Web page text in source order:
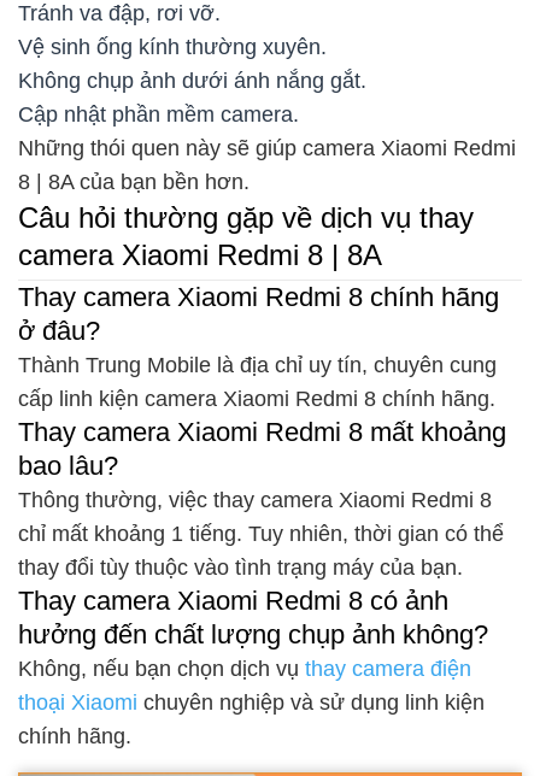
Tránh va đập, rơi vỡ.
Vệ sinh ống kính thường xuyên.
Không chụp ảnh dưới ánh nắng gắt.
Cập nhật phần mềm camera.
Những thói quen này sẽ giúp camera Xiaomi Redmi
8 | 8A của bạn bền hơn.
Câu hỏi thường gặp về dịch vụ thay
camera Xiaomi Redmi 8 | 8A
Thay camera Xiaomi Redmi 8 chính hãng
ở đâu?
Thành Trung Mobile là địa chỉ uy tín, chuyên cung
cấp linh kiện camera Xiaomi Redmi 8 chính hãng.
Thay camera Xiaomi Redmi 8 mất khoảng
bao lâu?
Thông thường, việc thay camera Xiaomi Redmi 8
chỉ mất khoảng 1 tiếng. Tuy nhiên, thời gian có thể
thay đổi tùy thuộc vào tình trạng máy của bạn.
Thay camera Xiaomi Redmi 8 có ảnh
hưởng đến chất lượng chụp ảnh không?
Không, nếu bạn chọn dịch vụ thay camera điện
thoại Xiaomi chuyên nghiệp và sử dụng linh kiện
chính hãng.